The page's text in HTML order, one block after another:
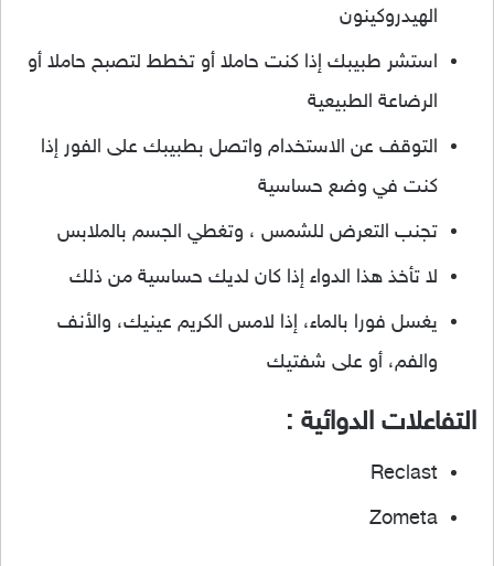
الهيدروكينون
استشر طبيبك إذا كنت حاملا أو تخطط لتصبح حاملا أو
الرضاعة الطبيعية
التوقف عن الاستخدام واتصل بطبيبك على الفور إذا
كنت في وضع حساسية
تجنب التعرض للشمس ، وتغطي الجسم بالملابس
لا تأخذ هذا الدواء إذا كان لديك حساسية من ذلك
يغسل فورا بالماء، إذا لامس الكريم عينيك، والأنف
والفم، أو على شفتيك
التفاعلات الدوائية :
Reclast
Zometa